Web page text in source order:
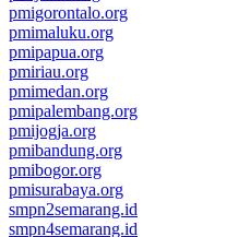
pmigorontalo.org
pmimaluku.org
pmipapua.org
pmiriau.org
pmimedan.org
pmipalembang.org
pmijogja.org
pmibandung.org
pmibogor.org
pmisurabaya.org
smpn2semarang.id
smpn4semarang.id